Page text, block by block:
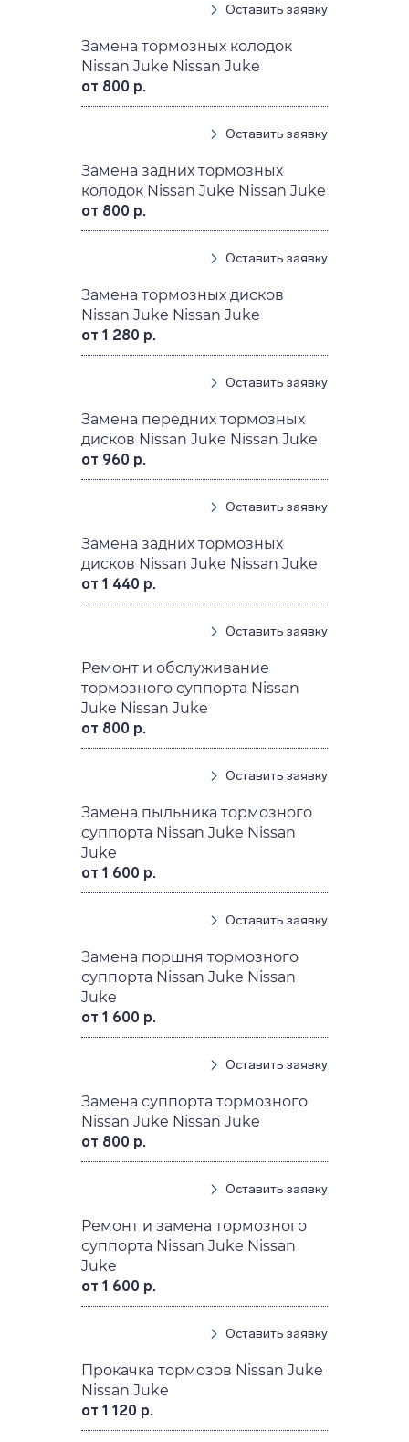
Оставить заявку
Замена тормозных колодок
Nissan Juke Nissan Juke
от 800 р.
Оставить заявку
Замена задних тормозных
колодок Nissan Juke Nissan Juke
от 800 р.
Оставить заявку
Замена тормозных дисков
Nissan Juke Nissan Juke
от 1 280 р.
Оставить заявку
Замена передних тормозных
дисков Nissan Juke Nissan Juke
от 960 р.
Оставить заявку
Замена задних тормозных
дисков Nissan Juke Nissan Juke
от 1 440 р.
Оставить заявку
Ремонт и обслуживание
тормозного суппорта Nissan
Juke Nissan Juke
от 800 р.
Оставить заявку
Замена пыльника тормозного
суппорта Nissan Juke Nissan
Juke
от 1 600 р.
Оставить заявку
Замена поршня тормозного
суппорта Nissan Juke Nissan
Juke
от 1 600 р.
Оставить заявку
Замена суппорта тормозного
Nissan Juke Nissan Juke
от 800 р.
Оставить заявку
Ремонт и замена тормозного
суппорта Nissan Juke Nissan
Juke
от 1 600 р.
Оставить заявку
Прокачка тормозов Nissan Juke
Nissan Juke
от 1 120 р.